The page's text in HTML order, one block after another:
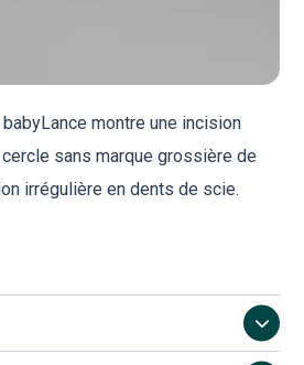
montre une incision
sans marque grossière de
irrégulière en dents de scie.